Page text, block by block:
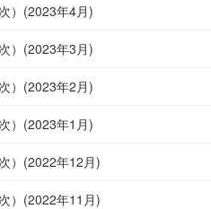
）(2023年4月)
）(2023年3月)
）(2023年2月)
）(2023年1月)
）(2022年12月)
）(2022年11月)